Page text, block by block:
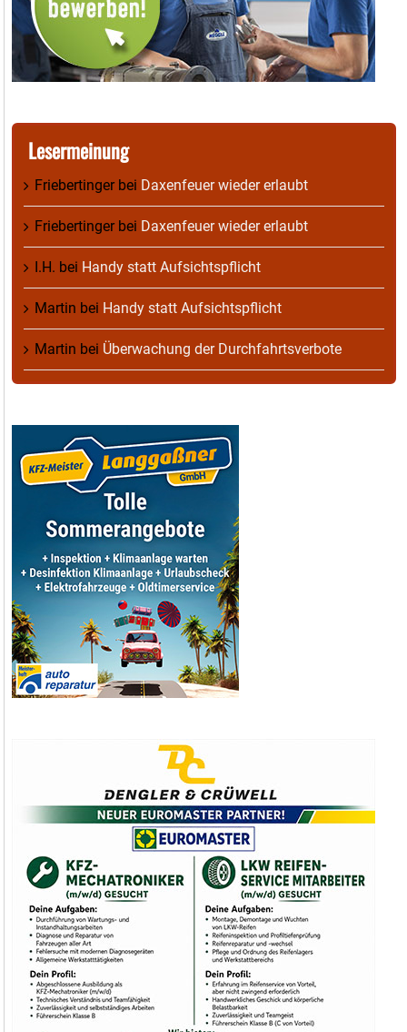
Lesermeinung
Friebertingerbei Daxenfeuer wieder erlaubt
Friebertingerbei Daxenfeuer wieder erlaubt
I.H. bei Handy statt Aufsichtspflicht
Martin bei Handy statt Aufsichtspflicht
Martin bei Überwachung der Durchfahrtsverbote